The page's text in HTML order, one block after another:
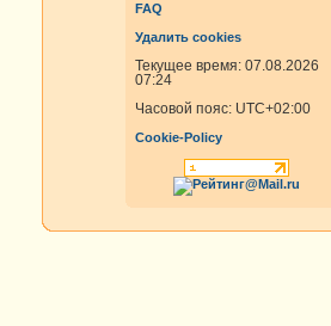
FAQ
Удалить cookies
Текущее время: 07.08.2026
07:24
Часовой пояс: UTC+02:00
Cookie-Policy